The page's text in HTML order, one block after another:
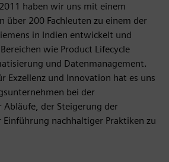
haben wir uns mit einem
über 200 Fachleuten zu einem der
in Indien entwickelt und
wie Product Lifecycle
und Datenmanagement.
Exzellenz und Innovation hat es uns
bei der
Abläufe, der Steigerung der
nachhaltiger Praktiken zu